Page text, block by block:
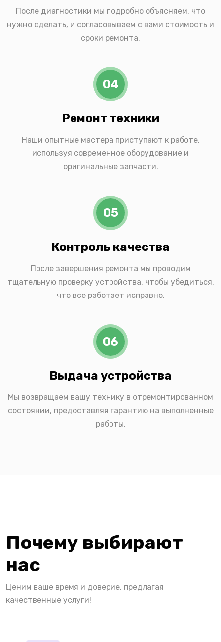
После диагностики мы подробно объясняем, что
нужно сделать, и согласовываем с вами стоимость и
сроки ремонта.
04
Ремонт техники
Наши опытные мастера приступают к работе,
используя современное оборудование и
оригинальные запчасти.
05
Контроль качества
После завершения ремонта мы проводим
тщательную проверку устройства, чтобы убедиться,
что все работает исправно.
06
Выдача устройства
Мы возвращаем вашу технику в отремонтированном
состоянии, предоставляя гарантию на выполненные
работы.
Почему выбирают
нас
Ценим ваше время и доверие, предлагая
качественные услуги!